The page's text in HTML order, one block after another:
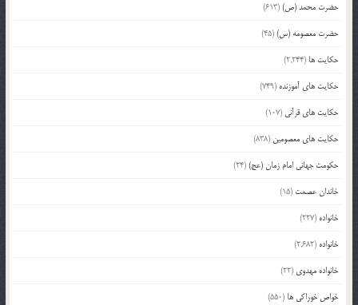
حضرت محمد (ص)(613)
حضرت معصومه (س)(45)
حکایت ها (2,244)
حکایت های آموزنده (749)
حکایت های قرآنی (107)
حکایت های معصومین (838)
حکومت جهانی امام زمان (عج)(24)
خاندان عصمت (15)
خانواده (227)
خانواده (2,682)
خانواده مهدوی (22)
خواص خوراکی ها (550)